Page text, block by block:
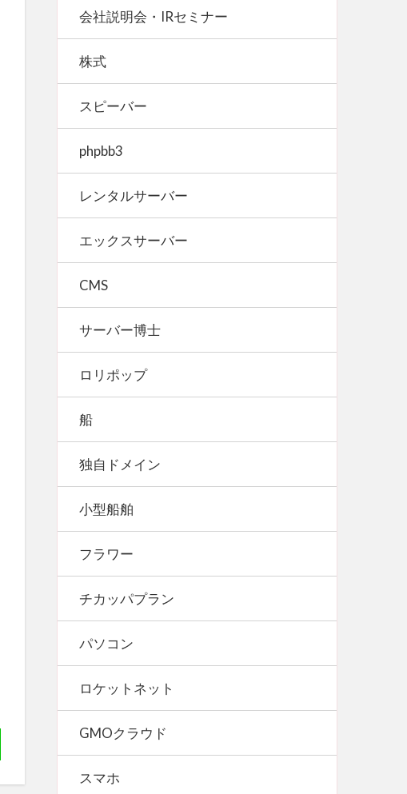
会社説明会・IRセミナー
株式
スピーバー
phpbb3
レンタルサーバー
エックスサーバー
CMS
サーバー博士
ロリポップ
船
独自ドメイン
小型船舶
フラワー
チカッパプラン
パソコン
ロケットネット
GMOクラウド
スマホ